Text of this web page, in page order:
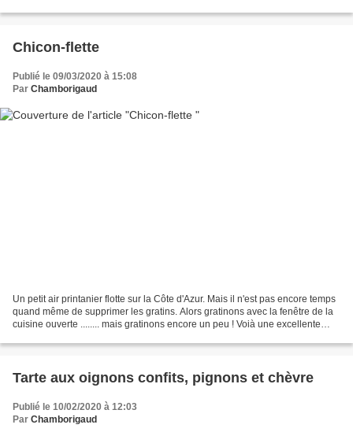
Chicon-flette
Publié le 09/03/2020 à 15:08
Par Chamborigaud
Un petit air printanier flotte sur la Côte d'Azur. Mais il n'est pas encore temps
quand même de supprimer les gratins. Alors gratinons avec la fenêtre de la
cuisine ouverte ........ mais gratinons encore un peu ! Voià une excellente
Tarte aux oignons confits, pignons et chèvre
Publié le 10/02/2020 à 12:03
Par Chamborigaud